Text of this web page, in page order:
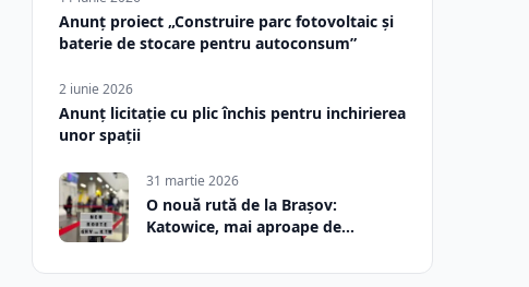
Anunț proiect „Construire parc fotovoltaic și
baterie de stocare pentru autoconsum”
2 iunie 2026
Anunț licitație cu plic închis pentru inchirierea
unor spații
31 martie 2026
O nouă rută de la Brașov:
Katowice, mai aproape de